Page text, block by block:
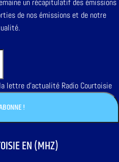
un récapitulatif des émissions
de nos émissions et de notre
lettre d'actualité Radio Courtoisie
EN (MHZ)